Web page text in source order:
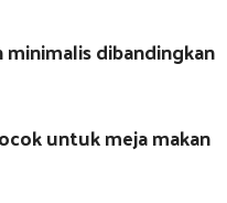
minimalis dibandingkan
untuk meja makan